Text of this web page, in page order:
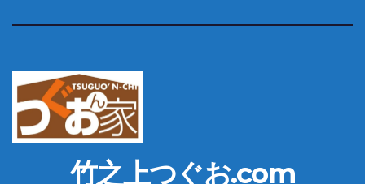
竹之上つぐお.com